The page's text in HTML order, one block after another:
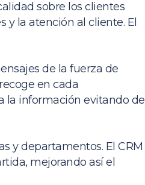
sobre los clientes
y la atención al cliente. El
de la fuerza de
en cada
la información evitando de
y departamentos. El CRM
mejorando así el